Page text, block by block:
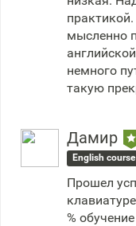
мысленно
немного
такую
Дамир
English course
Прошел
%